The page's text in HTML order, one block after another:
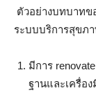
ตัวอย่างบทบาท
ระบบบริการสุขภ
มีการ
ฐานและเครื่อ